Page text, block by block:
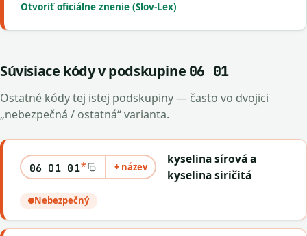
Otvoriť oficiálne znenie (Slov-Lex)
Súvisiace kódy v podskupine 06 01
Ostatné kódy tej istej podskupiny — často vo dvojici
„nebezpečná / ostatná“ varianta.
06 01 01* + název
kyselina sírová a
kyselina siričitá
Nebezpečný